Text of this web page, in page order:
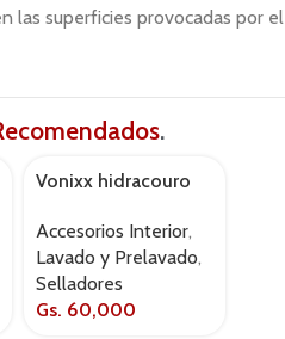
las superficies provocadas por el
.
Vonixx hidracouro
Accesorios Interior,
Lavado y Prelavado,
Selladores
Gs. 60,000